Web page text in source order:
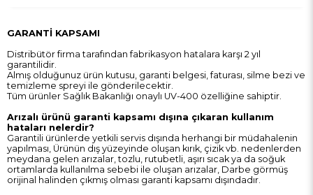
GARANTİ KAPSAMI
Distribütör firma tarafından fabrikasyon hatalara karşı 2 yıl
garantilidir.
Almış olduğunuz ürün kutusu, garanti belgesi, faturası, silme bezi ve
temizleme spreyi ile gönderilecektir.
Tüm ürünler Sağlık Bakanlığı onaylı UV-400 özelliğine sahiptir.
Arızalı ürünü garanti kapsamı dışına çıkaran kullanım
hataları nelerdir?
Garantili ürünlerde yetkili servis dışında herhangi bir müdahalenin
yapılması, Ürünün dış yüzeyinde oluşan kırık, çizik vb. nedenlerden
meydana gelen arızalar, tozlu, rutubetli, aşırı sıcak ya da soğuk
ortamlarda kullanılma sebebi ile oluşan arızalar, Darbe görmüş
orijinal halinden çıkmış olması garanti kapsamı dışındadır.